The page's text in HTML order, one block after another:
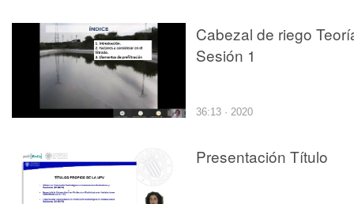
Cabezal de riego
Sesión 1
36:13 · 2020
Presentación Título